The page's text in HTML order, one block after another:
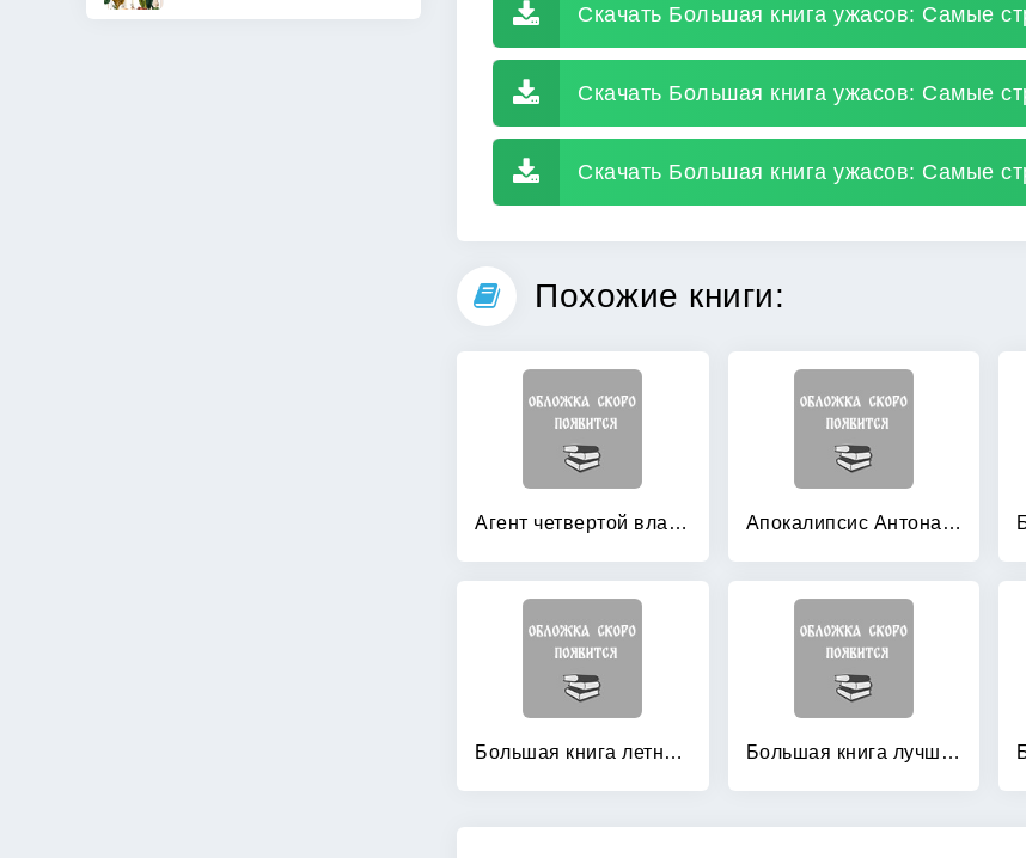
Скачать Большая книга ужасов: Самые
Скачать Большая книга ужасов: Самые
Скачать Большая книга ужасов: Самые
Похожие книги:
Агент четвертой власти: Оборотень Апокалипсис Антона Перчика
Большая книга летних приключений Большая книга лучших летних страшилок